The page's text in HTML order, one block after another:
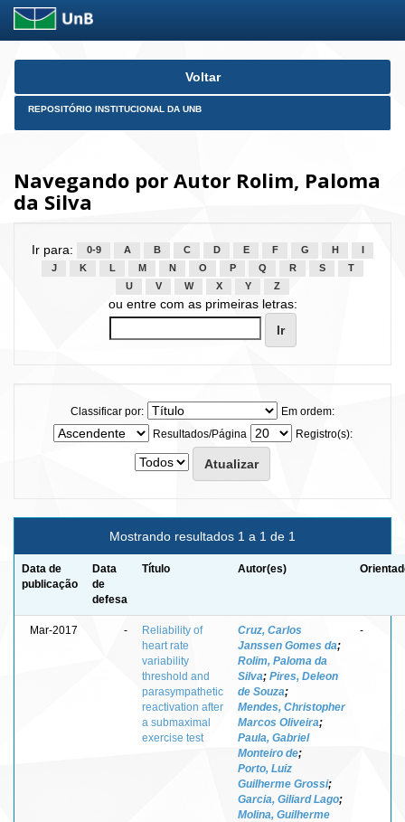
Skip
Voltar
REPOSITÓRIO INSTITUCIONAL DA UNB
Navegando por Autor Rolim, Paloma
da Silva
Ir para: 0-9 A B C D E F G H
J
K L M N O P Q R S
T
U
V W X Y Z
ou entre com as primeiras letras:
Classificar por:
Em ordem:
Resultados/Página
Registro(s):
Mostrando resultados 1 a 1 de 1
Data de
publicação
Data
de
defesa
Título Autor(es)
Mar-2017 -
Reliability of
heart rate
variability
threshold and
parasympathetic
reactivation after
a submaximal
exercise test
Cruz, Carlos
Janssen Gomes da;
Rolim, Paloma da
Silva; Pires, Deleon
de Souza;
Mendes, Christopher
Marcos Oliveira;
Paula, Gabriel
Monteiro de;
Porto, Luiz
Guilherme Grossi;
Garcia, Giliard Lago;
Molina, Guilherme
-